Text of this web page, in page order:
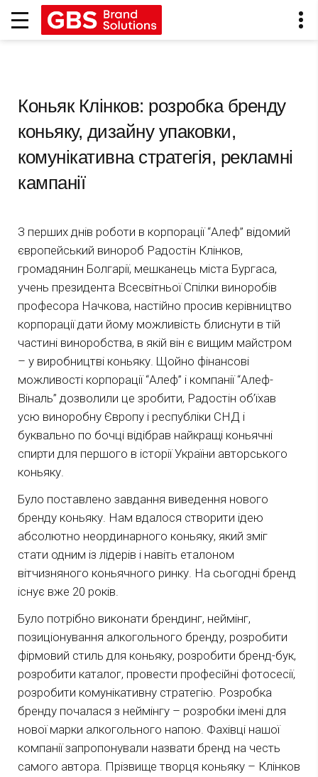
Коньяк Клінков: розробка бренду
коньяку, дизайну упаковки,
комунікативна стратегія, рекламні
кампанії
З перших днів роботи в корпорації “Алеф” відомий
європейський винороб Радостін Клінков,
громадянин Болгарії, мешканець міста Бургаса,
учень президента Всесвітньої Спілки виноробів
професора Начкова, настійно просив керівництво
корпорації дати йому можливість блиснути в тій
частині виноробства, в якій він є вищим майстром
– у виробництві коньяку. Щойно фінансові
можливості корпорації “Алеф” і компанії “Алеф-
Віналь” дозволили це зробити, Радостін об’їхав
усю виноробну Європу і республіки СНД і
буквально по бочці відібрав найкращі коньячні
спирти для першого в історії України авторського
коньяку.
Було поставлено завдання виведення нового
бренду коньяку. Нам вдалося створити ідею
абсолютно неординарного коньяку, який зміг
стати одним із лідерів і навіть еталоном
вітчизняного коньячного ринку. На сьогодні бренд
існує вже 20 років.
Було потрібно виконати брендинг, неймінг,
позиціонування алкогольного бренду, розробити
фірмовий стиль для коньяку, розробити бренд-бук,
розробити каталог, провести професійні фотосесії,
розробити комунікативну стратегію. Розробка
бренду почалася з неймінгу – розробки імені для
нової марки алкогольного напою. Фахівці нашої
компанії запропонували назвати бренд на честь
самого автора. Прізвище творця коньяку – Клінков